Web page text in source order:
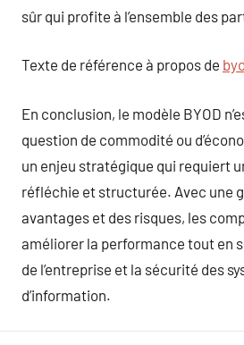
sûr qui profite à l’ensemble des
Texte de référence à propos de
En conclusion, le modèle BYOD
question de commodité ou
un enjeu stratégique qui requiert
réfléchie et structurée. Avec une
avantages et des risques, les
améliorer la performance tout en
de l’entreprise et la sécurité des
d’information.